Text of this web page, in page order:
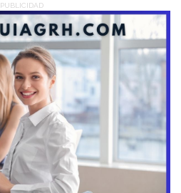
PUBLICIDAD